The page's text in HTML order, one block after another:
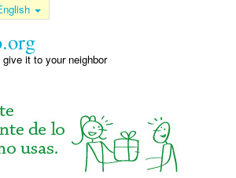
it to your neighbor